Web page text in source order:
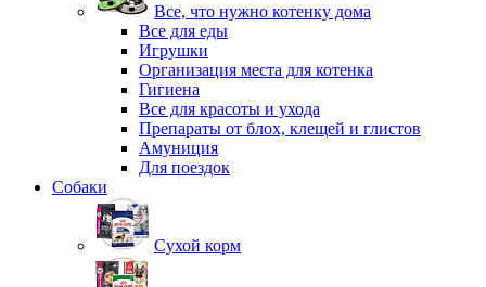
Все, что нужно котенку дома
Все для еды
Игрушки
Организация места для котенка
Гигиена
Все для красоты и ухода
Препараты от блох, клещей и глистов
Амуниция
Для поездок
Собаки
Сухой корм